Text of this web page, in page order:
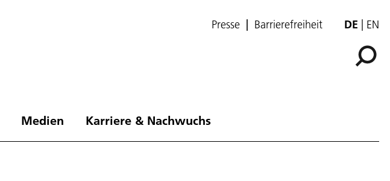
Presse Barrierefreiheit DE EN
Medien Karriere & Nachwuchs